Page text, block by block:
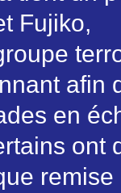
Fujiko,
afin
en
ont